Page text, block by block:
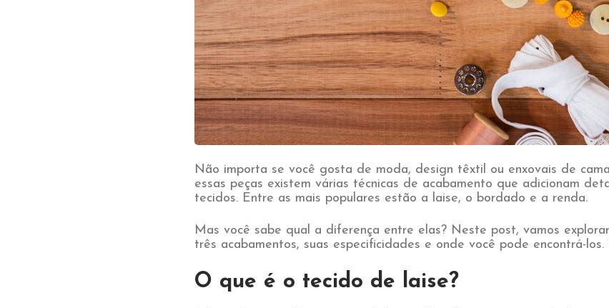
Não importa se você gosta de moda, design têxtil ou enxovais de
essas peças existem várias técnicas de acabamento que adicionam
tecidos. Entre as mais populares estão a laise, o bordado e a renda.
Mas você sabe qual a diferença entre elas? Neste post, vamos
três acabamentos, suas especificidades e onde você pode encontrá-los.
O que é o tecido de laise?